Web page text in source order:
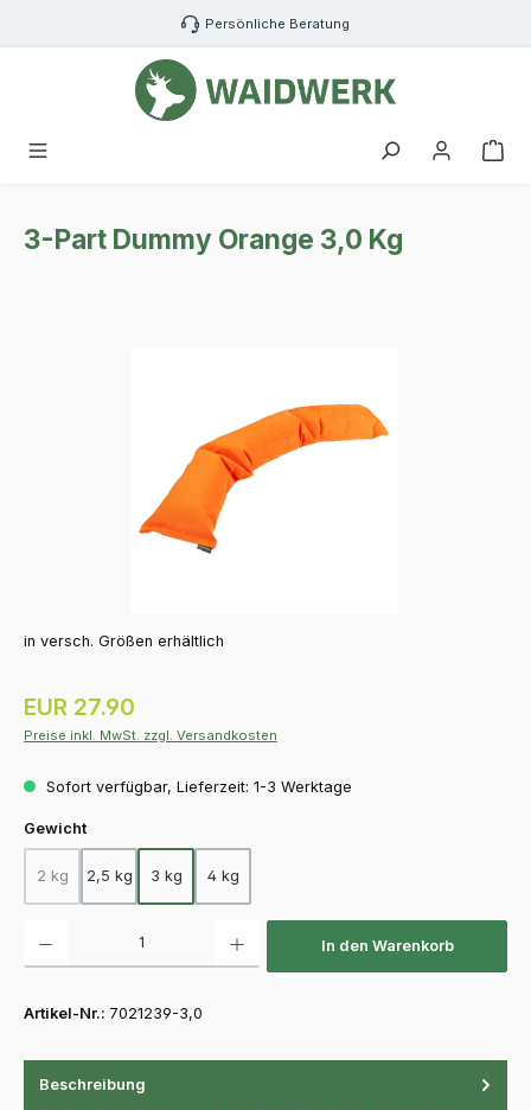
Zum Hauptinhalt springen Persönliche Beratung
3-Part Dummy Orange 3,0 Kg
in versch. Größen erhältlich
Regulärer Preis:
EUR 27.90
Preise inkl. MwSt. zzgl. Versandkosten
Sofort verfügbar, Lieferzeit: 1-3 Werktage
Gewichtauswählen
2 kg
(Diese Option ist zurzeit nicht verfügbar.)
2,5 kg 3 kg 4 kg
In den Warenkorb
Artikel-Nr.: 7021239-3,0
Beschreibung